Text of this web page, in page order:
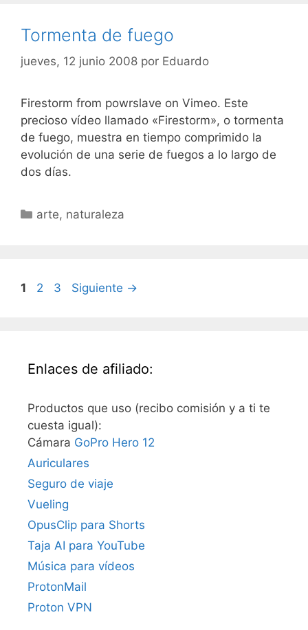
Tormenta de fuego
jueves, 12 junio 2008 por Eduardo
Firestorm from powrslave on Vimeo. Este
precioso vídeo llamado «Firestorm», o tormenta
de fuego, muestra en tiempo comprimido la
evolución de una serie de fuegos a lo largo de
dos días.
Categorías
arte, naturaleza
Página
1 Página
2 Página
3 Siguiente →
Enlaces de afiliado:
Productos que uso (recibo comisión y a ti te
cuesta igual):
Cámara GoPro Hero 12
Auriculares
Seguro de viaje
Vueling
OpusClip para Shorts
Taja AI para YouTube
Música para vídeos
ProtonMail
Proton VPN